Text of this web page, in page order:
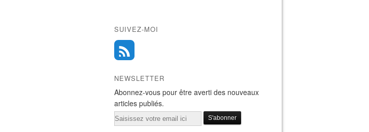
SUIVEZ-MOI
NEWSLETTER
Abonnez-vous pour être averti des nouveaux
articles publiés.
Email